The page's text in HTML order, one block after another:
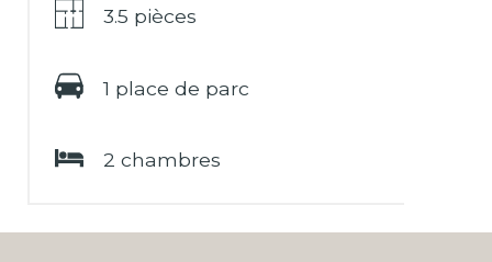
3.5 pièces
1 place de parc
2 chambres